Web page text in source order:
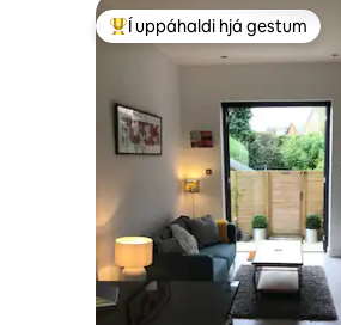
Í mestu uppáhaldi hjá gestum
Í uppáhaldi hjá gestum